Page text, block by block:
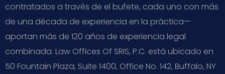
contratados a través de el bufete, cada uno con más
de una década de experiencia en la práctica—
aportan más de 120 años de experiencia legal
combinada. Law Offices Of SRIS, P.C. está ubicado en
50 Fountain Plaza, Suite 1400, Office No. 142, Buffalo, NY